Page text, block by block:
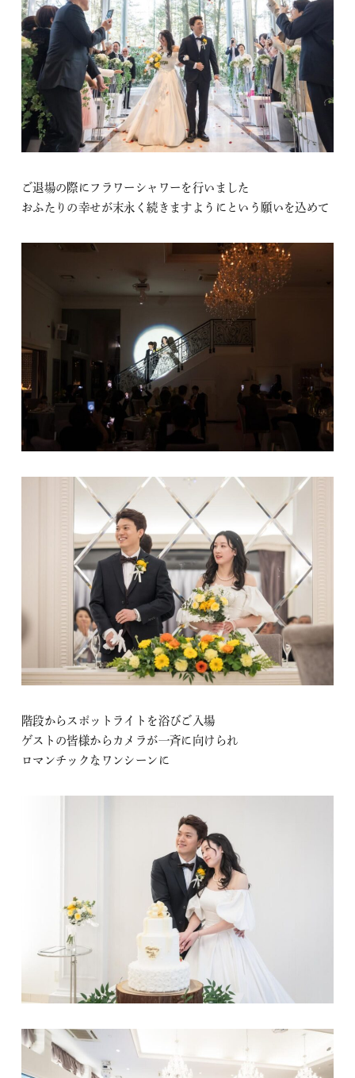
ご退場の際にフラワーシャワーを行いました
おふたりの幸せが末永く続きますようにという願いを込めて
階段からスポットライトを浴びご入場
ゲストの皆様からカメラが一斉に向けられ
ロマンチックなワンシーンに